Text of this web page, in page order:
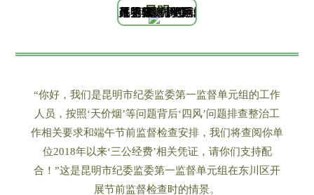
昆明
“你好，我们是昆明市纪委监委第一监督单元组的工作
人员，按照‘天价烟’等问题背后‘四风’问题排查整治工
作相关要求和端午节前监督检查安排，我们将查阅你单
位2018年以来‘三公经费’相关凭证，请你们支持配
合！”这是昆明市纪委监委第一监督单元组在东川区开
展节前监督检查时的情景。